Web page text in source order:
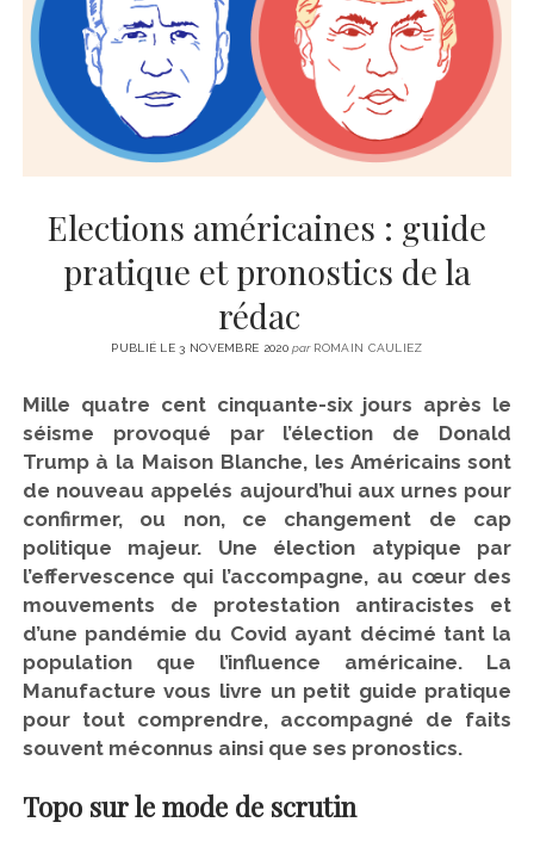
CINÉMA
LITTÉRATURE
ÉCONOMIE
SPORT
MÉDIAS
instagram
emailemail-
form
Elections américaines : guide
pratique et pronostics de la
rédac
PUBLIÉ LE 3 NOVEMBRE 2020parROMAIN CAULIEZ
Mille quatre cent cinquante-six jours après le
séisme provoqué par l’élection de Donald
Trump à la Maison Blanche, les Américains sont
de nouveau appelés aujourd’hui aux urnes pour
confirmer, ou non, ce changement de cap
politique majeur. Une élection atypique par
l’effervescence qui l’accompagne, au cœur des
mouvements de protestation antiracistes et
d’une pandémie du Covid ayant décimé tant la
population que l’influence américaine. La
Manufacture vous livre un petit guide pratique
pour tout comprendre, accompagné de faits
souvent méconnus ainsi que ses pronostics.
Topo sur le mode de scrutin